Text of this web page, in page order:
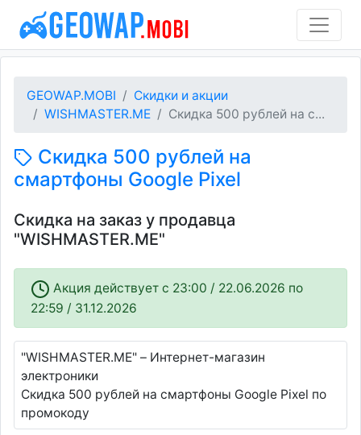
GEOWAP.MOBI
Скидки и акции
WISHMASTER.ME
Скидка 500 рублей на с...
Скидка 500 рублей на
смартфоны Google Pixel
Скидка на заказ у продавца
"WISHMASTER.ME"
Акция действует c 23:00 / 22.06.2026 по
22:59 / 31.12.2026
"WISHMASTER.ME" – Интернет-магазин
электроники
Скидка 500 рублей на смартфоны Google Pixel по
промокоду